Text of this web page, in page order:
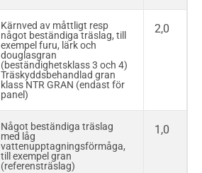
Kärnved av måttligt resp
något beständiga träslag, till
exempel furu, lärk och
douglasgran
(beständighetsklass 3 och 4)
Träskyddsbehandlad gran
klass NTR GRAN (endast för
panel)
2,0
Något beständiga träslag
med låg
vattenupptagningsförmåga,
till exempel gran
(referensträslag)
1,0